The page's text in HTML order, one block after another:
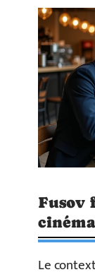
Fusov
Le